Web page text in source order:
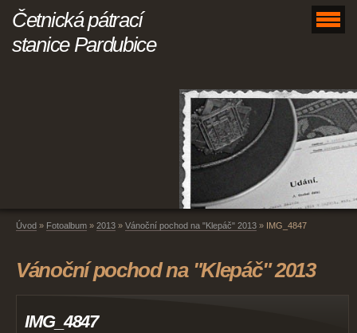
Četnická pátrací
stanice Pardubice
Úvod » Fotoalbum » 2013 » Vánoční pochod na "Klepáč" 2013 » IMG_4847
Vánoční pochod na "Klepáč" 2013
IMG_4847